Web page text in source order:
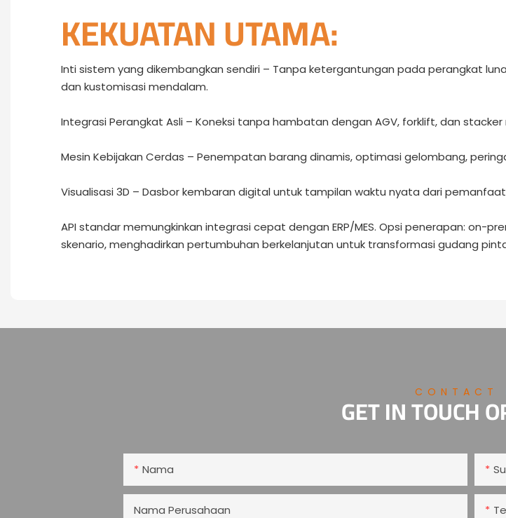
KEKUATAN UTAMA:
Inti sistem yang dikembangkan sendiri – Tanpa ketergantungan pada perangkat
dan kustomisasi mendalam.
Integrasi Perangkat Asli – Koneksi tanpa hambatan dengan AGV, forklift, dan stacker
Mesin Kebijakan Cerdas – Penempatan barang dinamis, optimasi gelombang,
Visualisasi 3D – Dasbor kembaran digital untuk tampilan waktu nyata dari
API standar memungkinkan integrasi cepat dengan ERP/MES. Opsi penerapan: on-
skenario, menghadirkan pertumbuhan berkelanjutan untuk transformasi gudang
CONTACT
GET IN TOUCH
Nama
Nama Perusahaan